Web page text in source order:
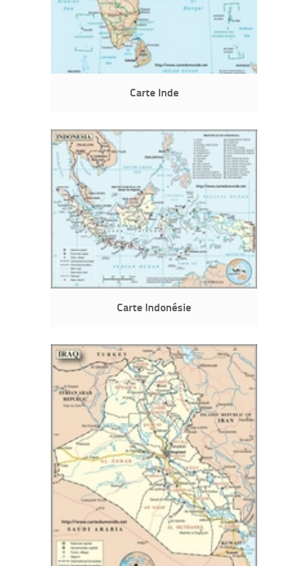
Carte Inde
Carte Indonésie